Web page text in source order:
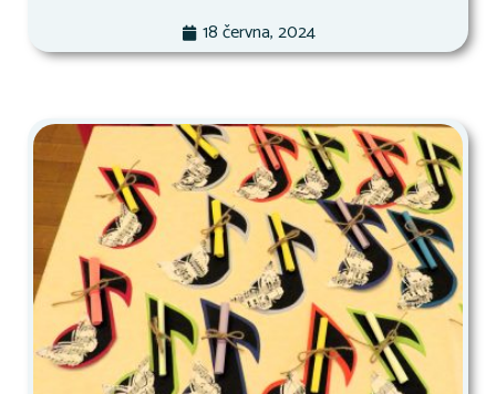
18 června, 2024